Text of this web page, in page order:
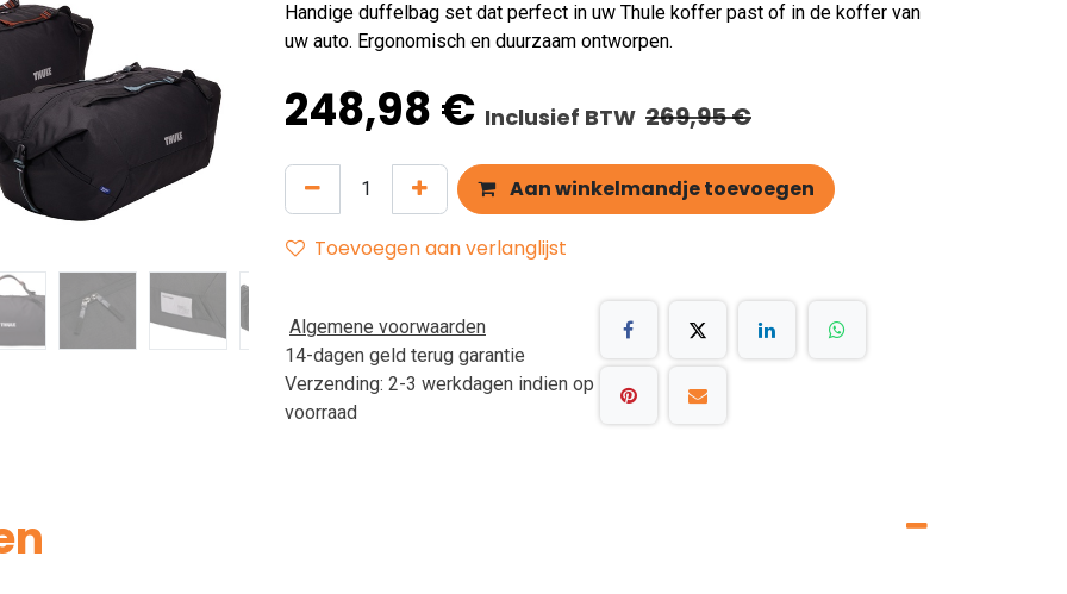
Handige duffelbag set dat perfect in uw Thule koffer past of in de koffer van
uw auto. Ergonomisch en duurzaam ontworpen.
248,98€ Inclusief BTW 269,95€
Aan winkelmandje toevoegen
Toevoegen aan verlanglijst
Algemene voorwaarden
14-dagen geld terug garantie
Verzending: 2-3 werkdagen indien op
voorraad